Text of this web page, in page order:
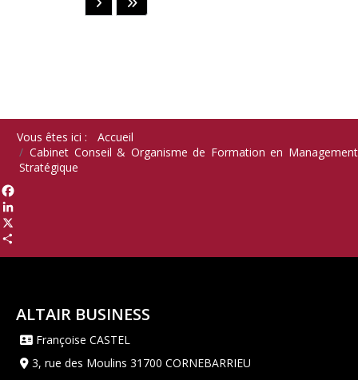
Vous êtes ici :
Accueil
Cabinet Conseil & Organisme de Formation en Management
Stratégique
Share
ALTAIR BUSINESS
Françoise CASTEL
3, rue des Moulins 31700 CORNEBARRIEU